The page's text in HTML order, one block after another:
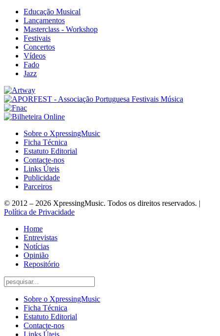
Educação Musical
Lançamentos
Masterclass - Workshop
Festivais
Concertos
Vídeos
Fado
Jazz
Sobre o XpressingMusic
Ficha Técnica
Estatuto Editorial
Contacte-nos
Links Úteis
Publicidade
Parceiros
© 2012 – 2026 XpressingMusic. Todos os direitos reservados. |
Política de Privacidade
Home
Entrevistas
Notícias
Opinião
Repositório
Sobre o XpressingMusic
Ficha Técnica
Estatuto Editorial
Contacte-nos